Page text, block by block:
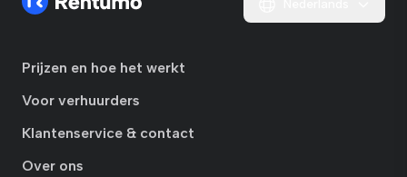
Prijzen en hoe het werkt
Voor verhuurders
Klantenservice & contact
Over ons